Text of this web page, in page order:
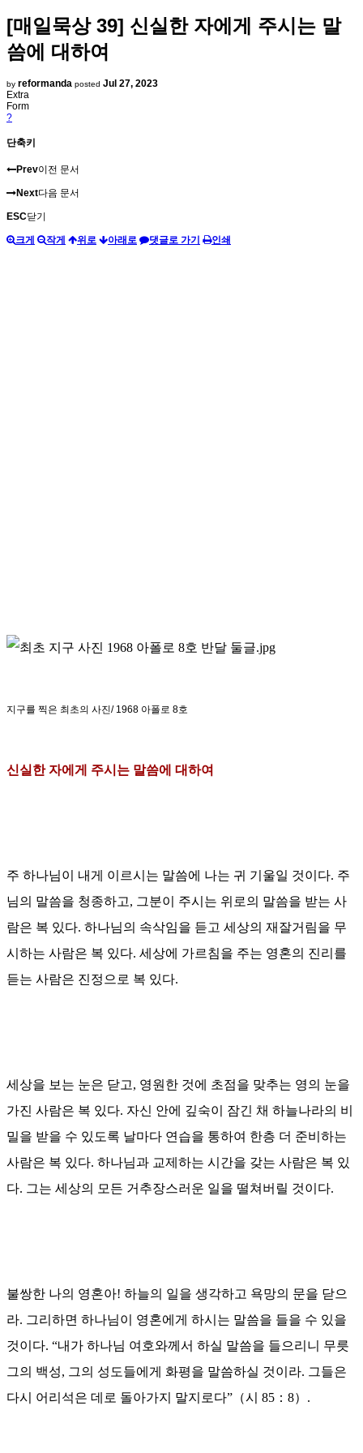
[매일묵상 39] 신실한 자에게 주시는 말
씀에 대하여
by reformanda posted Jul 27, 2023
Extra
Form
?
단축키
Prev이전 문서
Next다음 문서
ESC닫기
크게 작게 위로 아래로 댓글로 가기 인쇄
지구를 찍은 최초의 사진/ 1968 아폴로 8호
신실한 자에게 주시는 말씀에 대하여
주 하나님이 내게 이르시는 말씀에 나는 귀 기울일 것이다. 주
님의 말씀을 청종하고, 그분이 주시는 위로의 말씀을 받는 사
람은 복 있다. 하나님의 속삭임을 듣고 세상의 재잘거림을 무
시하는 사람은 복 있다. 세상에 가르침을 주는 영혼의 진리를
듣는 사람은 진정으로 복 있다.
세상을 보는 눈은 닫고, 영원한 것에 초점을 맞추는 영의 눈을
가진 사람은 복 있다. 자신 안에 깊숙이 잠긴 채 하늘나라의 비
밀을 받을 수 있도록 날마다 연습을 통하여 한층 더 준비하는
사람은 복 있다. 하나님과 교제하는 시간을 갖는 사람은 복 있
다. 그는 세상의 모든 거추장스러운 일을 떨쳐버릴 것이다.
불쌍한 나의 영혼아! 하늘의 일을 생각하고 욕망의 문을 닫으
라. 그리하면 하나님이 영혼에게 하시는 말씀을 들을 수 있을
것이다. “내가 하나님 여호와께서 하실 말씀을 들으리니 무릇
그의 백성, 그의 성도들에게 화평을 말씀하실 것이라. 그들은
다시 어리석은 데로 돌아가지 말지로다” （시 85 ： 8） .